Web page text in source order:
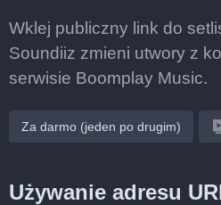
Wklej publiczny link do
Soundiiz zmieni utwory z
serwisie Boomplay Music.
Za darmo (jeden po drugim)
Używanie adresu